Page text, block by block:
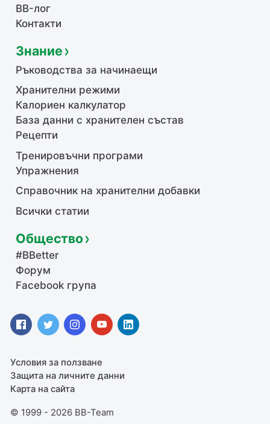
BB-лог
Контакти
Знание
Ръководства за начинаещи
Хранителни режими
Калориен калкулатор
База данни с хранителен състав
Рецепти
Тренировъчни програми
Упражнения
Справочник на хранителни добавки
Всички статии
Общество
#BBetter
Форум
Facebook група
Условия за ползване
Защита на личните данни
Карта на сайта
© 1999 - 2026 BB-Team